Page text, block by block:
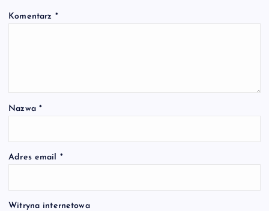
Komentarz *
Nazwa *
Adres email *
Witryna internetowa